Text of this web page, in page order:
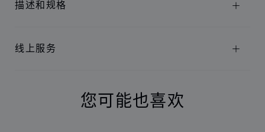
描述和规格
线上服务
您可能也喜欢